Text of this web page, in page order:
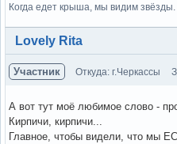
Когда едет крыша, мы видим звёзды.
Вне форума
Lovely Rita
Участник Откуда: г.Черкассы
А вот тут моё любимое слово -
Кирпичи, кирпичи...
Главное, чтобы видели, что мы